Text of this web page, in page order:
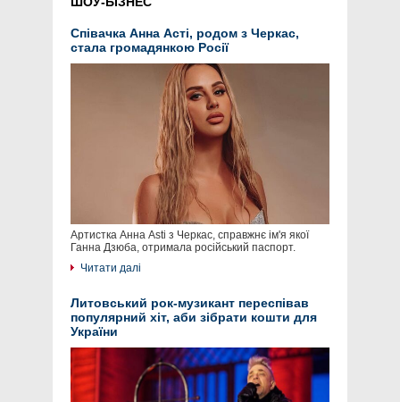
Співачка Анна Асті, родом з Черкас,
стала громадянкою Росії
Артистка Анна Asti з Черкас, справжнє ім'я якої
Ганна Дзюба, отримала російський паспорт.
Читати далі
Литовський рок-музикант переспівав
популярний хіт, аби зібрати кошти для
України